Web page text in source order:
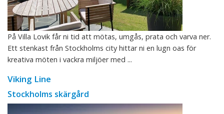
På Villa Lovik får ni tid att mötas, umgås, prata och varva ner.
Ett stenkast från Stockholms city hittar ni en lugn oas för
kreativa möten i vackra miljöer med ...
Viking Line
Stockholms skärgård